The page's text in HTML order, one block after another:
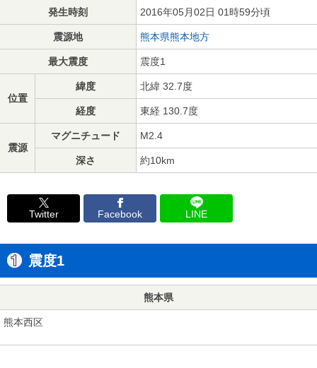
発生時刻 2016年05月02日 01時59分頃
震源地 熊本県熊本地方
最大震度 震度1
位置
緯度 北緯 32.7度
経度 東経 130.7度
震源
マグニチュード M2.4
深さ 約10km
Twitter Facebook LINE
震度1
熊本県
熊本西区